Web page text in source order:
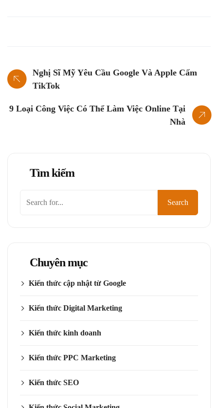
Nghị Sĩ Mỹ Yêu Cầu Google Và Apple Cấm
TikTok
9 Loại Công Việc Có Thể Làm Việc Online Tại
Nhà
Tìm kiếm
Search
Chuyên mục
Kiến thức cập nhật từ Google
Kiến thức Digital Marketing
Kiến thức kinh doanh
Kiến thức PPC Marketing
Kiến thức SEO